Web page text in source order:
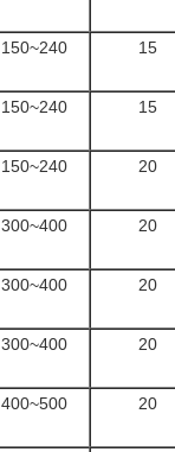
150~240 15
150~240 15
150~240 20
300~400 20
300~400 20
300~400 20
400~500 20